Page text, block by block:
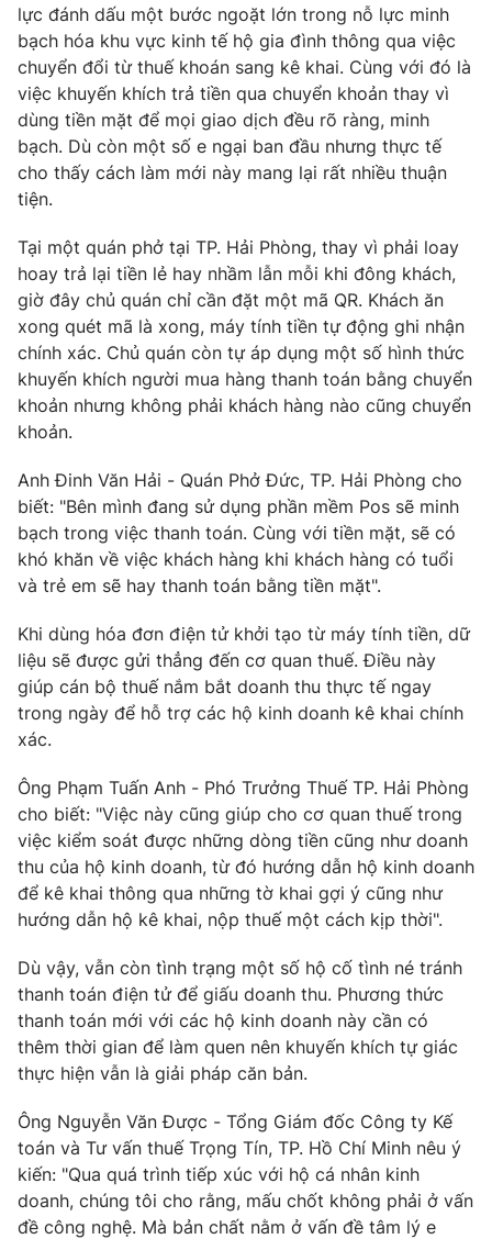
Góc doanh nghiệp
Truyền hình
Phim VTV
Hậu trường
Nhân vật
Khán giả
Giải sao mai
Giải trí
Điện ảnh
Âm nhạc
Sao
Đời sống
Du lịch
Chất lượng cuộc sống
Giáo dục
Tuyển sinh
Học trực tuyến
Công nghệ
Hitech Công nghệ tương lai
Sản phẩm
Thị trường
Tư vấn
Giao lưu trực tuyến
Lịch phát sóng
Chuyên mục khác
Emagazine Podcast
Photo Infographic
Video Shorts video
VTV Money VTV Thể thao
VTV Sức khoẻ Bất động sản
Thị trường 24h Tấm lòng Việt
VTV4 Vươn mình bằng AI
VTV9 VTV8
Liên hệ tòa soạn English
THỜI BÁO VTV
Theo dõi báo trên
lực đánh dấu một bước ngoặt lớn trong nỗ lực minh
bạch hóa khu vực kinh tế hộ gia đình thông qua việc
chuyển đổi từ thuế khoán sang kê khai. Cùng với đó là
việc khuyến khích trả tiền qua chuyển khoản thay vì
dùng tiền mặt để mọi giao dịch đều rõ ràng, minh
bạch. Dù còn một số e ngại ban đầu nhưng thực tế
cho thấy cách làm mới này mang lại rất nhiều thuận
tiện.
Tại một quán phở tại TP. Hải Phòng, thay vì phải loay
hoay trả lại tiền lẻ hay nhầm lẫn mỗi khi đông khách,
giờ đây chủ quán chỉ cần đặt một mã QR. Khách ăn
xong quét mã là xong, máy tính tiền tự động ghi nhận
chính xác. Chủ quán còn tự áp dụng một số hình thức
khuyến khích người mua hàng thanh toán bằng chuyển
khoản nhưng không phải khách hàng nào cũng chuyển
khoản.
Anh Đinh Văn Hải - Quán Phở Đức, TP. Hải Phòng cho
biết: "Bên mình đang sử dụng phần mềm Pos sẽ minh
bạch trong việc thanh toán. Cùng với tiền mặt, sẽ có
khó khăn về việc khách hàng khi khách hàng có tuổi
và trẻ em sẽ hay thanh toán bằng tiền mặt".
Khi dùng hóa đơn điện tử khởi tạo từ máy tính tiền, dữ
liệu sẽ được gửi thẳng đến cơ quan thuế. Điều này
giúp cán bộ thuế nắm bắt doanh thu thực tế ngay
trong ngày để hỗ trợ các hộ kinh doanh kê khai chính
xác.
Ông Phạm Tuấn Anh - Phó Trưởng Thuế TP. Hải Phòng
cho biết: "Việc này cũng giúp cho cơ quan thuế trong
việc kiểm soát được những dòng tiền cũng như doanh
thu của hộ kinh doanh, từ đó hướng dẫn hộ kinh doanh
để kê khai thông qua những tờ khai gợi ý cũng như
hướng dẫn hộ kê khai, nộp thuế một cách kịp thời".
Dù vậy, vẫn còn tình trạng một số hộ cố tình né tránh
thanh toán điện tử để giấu doanh thu. Phương thức
thanh toán mới với các hộ kinh doanh này cần có
thêm thời gian để làm quen nên khuyến khích tự giác
thực hiện vẫn là giải pháp căn bản.
Ông Nguyễn Văn Được - Tổng Giám đốc Công ty Kế
toán và Tư vấn thuế Trọng Tín, TP. Hồ Chí Minh nêu ý
kiến: "Qua quá trình tiếp xúc với hộ cá nhân kinh
doanh, chúng tôi cho rằng, mấu chốt không phải ở vấn
đề công nghệ. Mà bản chất nằm ở vấn đề tâm lý e